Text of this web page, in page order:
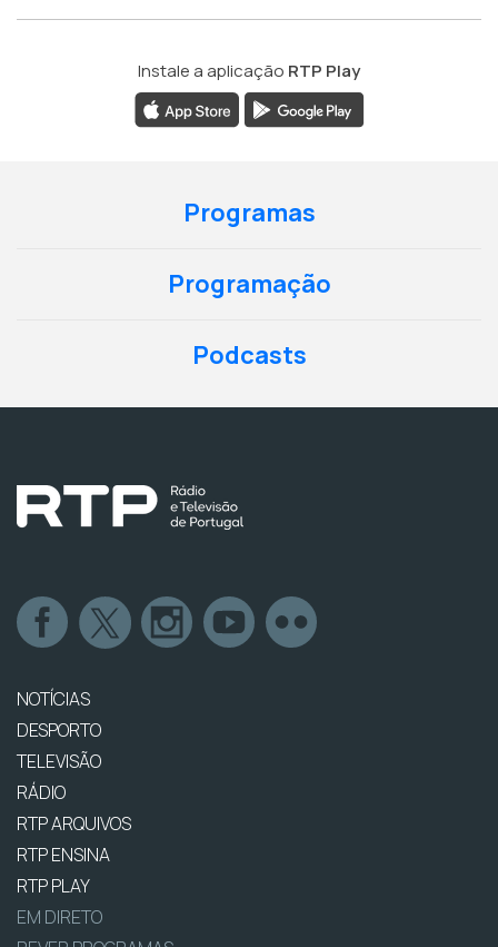
Instale a aplicação RTP Play
Programas
Programação
Podcasts
NOTÍCIAS
DESPORTO
TELEVISÃO
RÁDIO
RTP ARQUIVOS
RTP ENSINA
RTP PLAY
EM DIRETO